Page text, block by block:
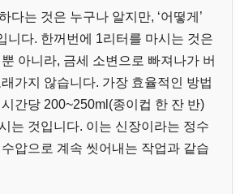
다는 것은 누구나 알지만, ‘어떻게’
니다. 한꺼번에 1리터를 마시는 것은
아니라, 금세 소변으로 빠져나가 버
가지 않습니다. 가장 효율적인 방법
간당 200~250ml(종이컵 한 잔 반)
는 것입니다. 이는 신장이라는 정수
압으로 계속 씻어내는 작업과 같습